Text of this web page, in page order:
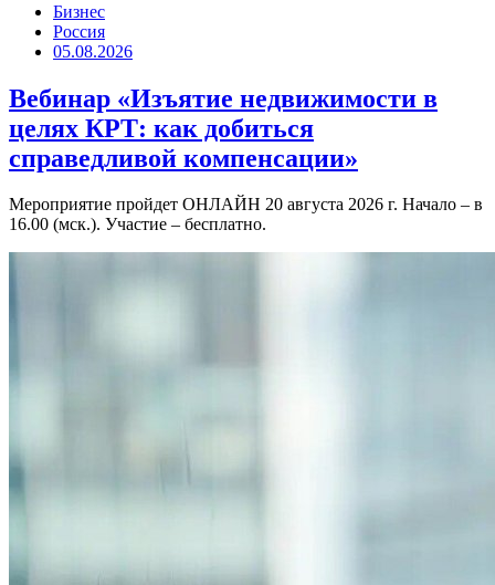
Бизнес
Россия
05.08.2026
Вебинар «Изъятие недвижимости в
целях КРТ: как добиться
справедливой компенсации»
Мероприятие пройдет ОНЛАЙН 20 августа 2026 г. Начало – в
16.00 (мск.). Участие – бесплатно.